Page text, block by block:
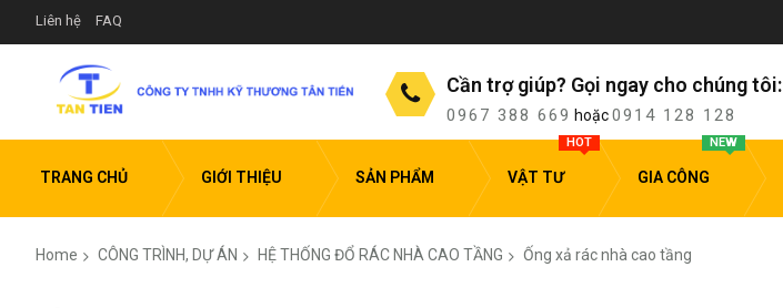
Liên hệ FAQ
Cần trợ giúp? Gọi ngay cho chúng tôi:
0967 388 669 hoặc0914 128 128
TRANG CHỦ GIỚI THIỆU SẢN PHẨM VẬT TƯ
HOT
GIA CÔNG
NEW
Home CÔNG TRÌNH, DỰ ÁN HỆ THỐNG ĐỔ RÁC NHÀ CAO TẦNG Ống xả rác nhà cao tầng